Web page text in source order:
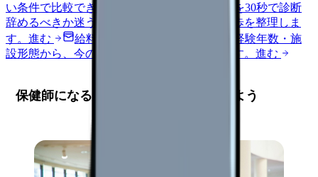
い条件で比較できます。
職場の悩みを30秒で診断
辞めるべきか迷う前に、悩みの種類と次の一歩を整理しま
す。 進む 給料コンパスで比較する
地域・経験年数・施
設形態から、今の給料の現在地を確認できます。 進む
保健師になるための基本要件を確認しよう